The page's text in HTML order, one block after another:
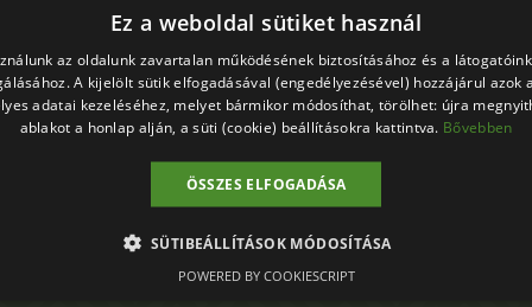
Ez a weboldal sütiket használ
az oldalunk zavartalan működésének biztosításához és a
A kijelölt sütik elfogadásával (engedélyezésével) hozzájárul azok
adatai kezeléséhez, melyet bármikor módosíthat, törölhet: újra
ablakot a honlap alján, a süti (cookie) beállításokra kattintva. Bővebben
ÖSSZES ELFOGADÁSA
SÜTIBEÁLLÍTÁSOK MÓDOSÍTÁSA
POWERED BY COOKIESCRIPT